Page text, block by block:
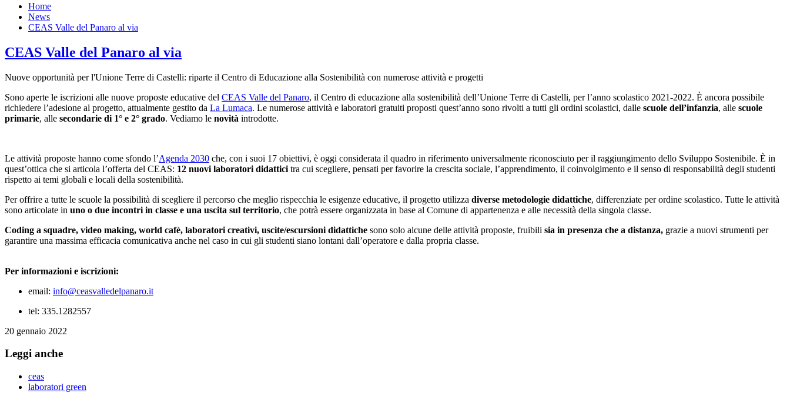
Home
News
CEAS Valle del Panaro al via
CEAS Valle del Panaro al via
Nuove opportunità per l'Unione Terre di Castelli: riparte il Centro di Educazione alla Sostenibilità con numerose attività e progetti
Sono aperte le iscrizioni alle nuove proposte educative del CEAS Valle del Panaro, il Centro di educazione alla sostenibilità dell’Unione Terre di Castelli, per l’anno scolastico 2021-2022. È ancora possibile
richiedere l’adesione al progetto, attualmente gestito da La Lumaca. Le numerose attività e laboratori gratuiti proposti quest’anno sono rivolti a tutti gli ordini scolastici, dalle scuole dell’infanzia, alle scuole
primarie, alle secondarie di 1° e 2° grado. Vediamo le novità introdotte.
Le attività proposte hanno come sfondo l’Agenda 2030 che, con i suoi 17 obiettivi, è oggi considerata il quadro in riferimento universalmente riconosciuto per il raggiungimento dello Sviluppo Sostenibile. È in
quest’ottica che si articola l’offerta del CEAS: 12 nuovi laboratori didattici tra cui scegliere, pensati per favorire la crescita sociale, l’apprendimento, il coinvolgimento e il senso di responsabilità degli studenti
rispetto ai temi globali e locali della sostenibilità.
Per offrire a tutte le scuole la possibilità di scegliere il percorso che meglio rispecchia le esigenze educative, il progetto utilizza diverse metodologie didattiche, differenziate per ordine scolastico. Tutte le attività
sono articolate in uno o due incontri in classe e una uscita sul territorio, che potrà essere organizzata in base al Comune di appartenenza e alle necessità della singola classe.
Coding a squadre, video making, world cafè, laboratori creativi, uscite/escursioni didattiche sono solo alcune delle attività proposte, fruibili sia in presenza che a distanza, grazie a nuovi strumenti per
garantire una massima efficacia comunicativa anche nel caso in cui gli studenti siano lontani dall’operatore e dalla propria classe.
Per informazioni e iscrizioni:
email: info@ceasvalledelpanaro.it
tel: 335.1282557
20 gennaio 2022
Leggi anche
ceas
laboratori green